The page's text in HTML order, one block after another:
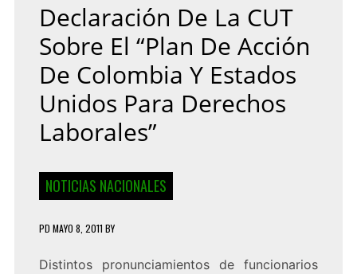
Declaración De La CUT
Sobre El “Plan De Acción
De Colombia Y Estados
Unidos Para Derechos
Laborales”
NOTICIAS NACIONALES
PD MAYO 8, 2011 BY
Distintos pronunciamientos de funcionarios